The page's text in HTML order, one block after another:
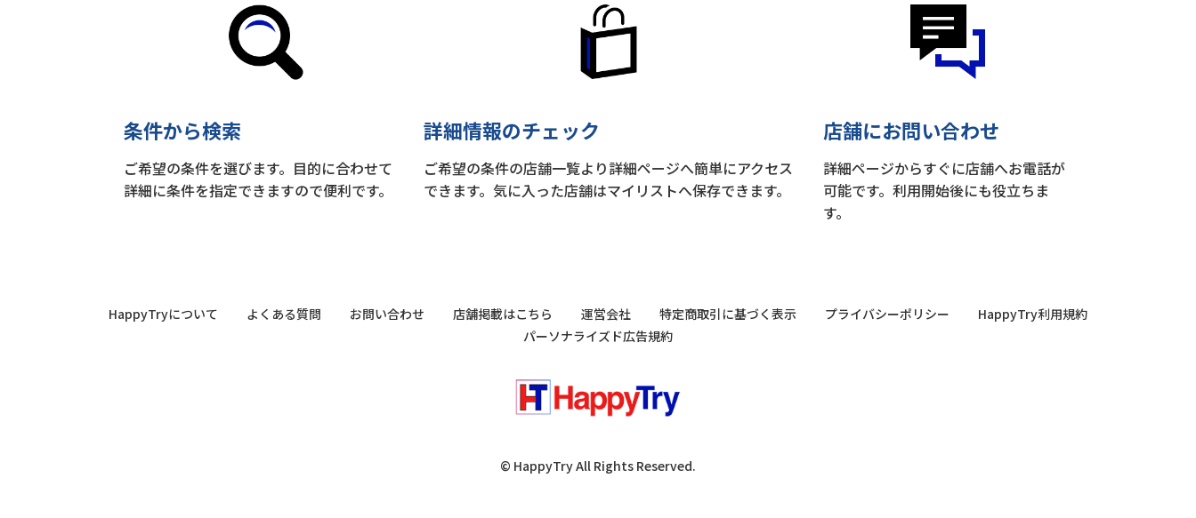
条件から検索
ご希望の条件を選びます。目的に合わせて
詳細に条件を指定できますので便利です。
詳細情報のチェック
ご希望の条件の店舗一覧より詳細ページへ簡単にアクセス
できます。気に入った店舗はマイリストへ保存できます。
店舗にお問い合わせ
詳細ページからすぐに店舗へお電話が
可能です。利用開始後にも役立ちま
す。
HappyTryについて よくある質問 お問い合わせ 店舗掲載はこちら 運営会社 特定商取引に基づく表示 プライバシーポリシー
HappyTry利用規約
パーソナライズド広告規約
© HappyTry All Rights Reserved.